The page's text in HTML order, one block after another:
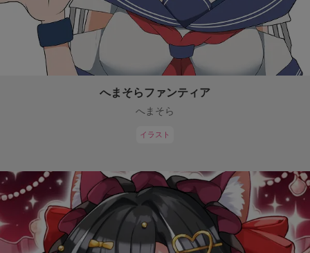
へまそらファンティア
へまそら
イラスト